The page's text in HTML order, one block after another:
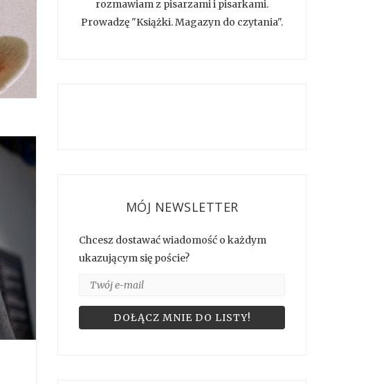
rozmawiam z pisarzami i pisarkami.
Prowadzę "Książki. Magazyn do czytania".
MÓJ NEWSLETTER
Chcesz dostawać wiadomość o każdym
ukazującym się poście?